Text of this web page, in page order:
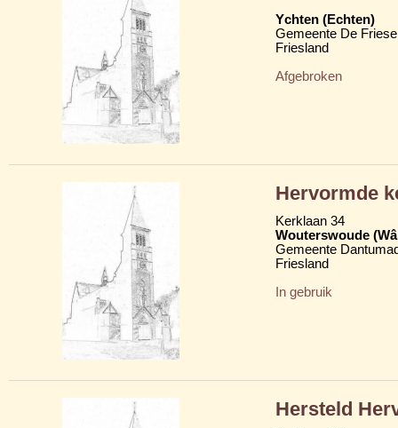
Ychten (Echten)
Gemeente De
Friesland
Afgebroken
Hervormde
Kerklaan 34
Wouterswoude
Gemeente
Friesland
In gebruik
Hersteld